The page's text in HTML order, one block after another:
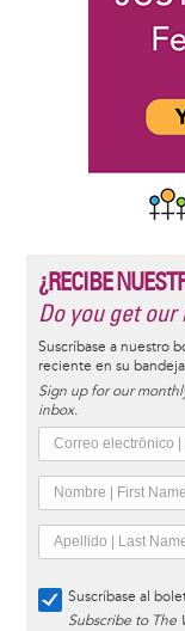
¿RECIBE
Do you get
Suscríbase a nuestro
reciente en su
Sign up for our
inbox.
Suscríbase al
Subscribe to The